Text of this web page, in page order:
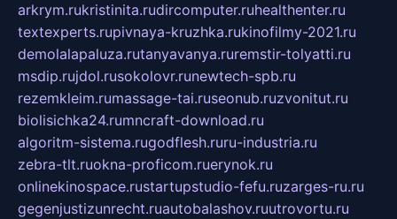
arkrym.rukristinita.rudircomputer.ruhealthenter.ru
textexperts.rupivnaya-kruzhka.rukinofilmy-2021.ru
demolalapaluza.rutanyavanya.ruremstir-tolyatti.ru
msdip.rujdol.rusokolovr.runewtech-spb.ru
rezemkleim.rumassage-tai.ruseonub.ruzvonitut.ru
biolisichka24.rumncraft-download.ru
algoritm-sistema.rugodflesh.ruru-industria.ru
zebra-tlt.ruokna-proficom.ruerynok.ru
onlinekinospace.rustartupstudio-fefu.ruzarges-ru.ru
gegenjustizunrecht.ruautobalashov.ruutrovortu.ru